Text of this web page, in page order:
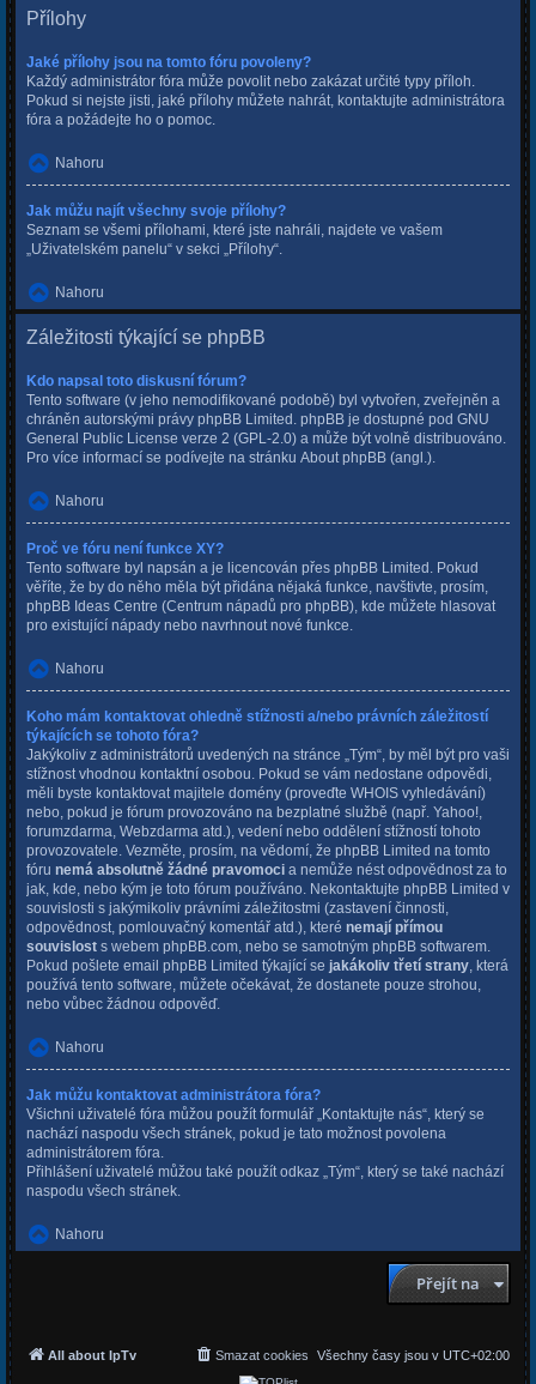
Přílohy
Jaké přílohy jsou na tomto fóru povoleny?
Každý administrátor fóra může povolit nebo zakázat určité typy příloh.
Pokud si nejste jisti, jaké přílohy můžete nahrát, kontaktujte administrátora
fóra a požádejte ho o pomoc.
Nahoru
Jak můžu najít všechny svoje přílohy?
Seznam se všemi přílohami, které jste nahráli, najdete ve vašem
„Uživatelském panelu“ v sekci „Přílohy“.
Nahoru
Záležitosti týkající se phpBB
Kdo napsal toto diskusní fórum?
Tento software (v jeho nemodifikované podobě) byl vytvořen, zveřejněn a
chráněn autorskými právy phpBB Limited . phpBB je dostupné pod GNU
General Public License verze 2 (GPL-2.0) a může být volně distribuováno.
Pro více informací se podívejte na stránku About phpBB (angl.).
Nahoru
Proč ve fóru není funkce XY?
Tento software byl napsán a je licencován přes phpBB Limited. Pokud
věříte, že by do něho měla být přidána nějaká funkce, navštivte, prosím,
phpBB Ideas Centre (Centrum nápadů pro phpBB), kde můžete hlasovat
pro existující nápady nebo navrhnout nové funkce.
Nahoru
Koho mám kontaktovat ohledně stížnosti a/nebo právních záležitostí
týkajících se tohoto fóra?
Jakýkoliv z administrátorů uvedených na stránce „Tým“, by měl být pro vaši
stížnost vhodnou kontaktní osobou. Pokud se vám nedostane odpovědi,
měli byste kontaktovat majitele domény (proveďte WHOIS vyhledávání)
nebo, pokud je fórum provozováno na bezplatné službě (např. Yahoo!,
forumzdarma, Webzdarma atd.), vedení nebo oddělení stížností tohoto
provozovatele. Vezměte, prosím, na vědomí, že phpBB Limited na tomto
fóru nemá absolutně žádné pravomoci a nemůže nést odpovědnost za to
jak, kde, nebo kým je toto fórum používáno. Nekontaktujte phpBB Limited v
souvislosti s jakýmikoliv právními záležitostmi (zastavení činnosti,
odpovědnost, pomlouvačný komentář atd.), které nemají přímou
souvislost s webem phpBB.com, nebo se samotným phpBB softwarem.
Pokud pošlete email phpBB Limited týkající se jakákoliv třetí strany , která
používá tento software, můžete očekávat, že dostanete pouze strohou,
nebo vůbec žádnou odpověď.
Nahoru
Jak můžu kontaktovat administrátora fóra?
Všichni uživatelé fóra můžou použít formulář „Kontaktujte nás“, který se
nachází naspodu všech stránek, pokud je tato možnost povolena
administrátorem fóra.
Přihlášení uživatelé můžou také použít odkaz „Tým“, který se také nachází
naspodu všech stránek.
Nahoru
Přejít na
All about IpTv Všechny časy jsou v UTC+02:00
Smazat cookies